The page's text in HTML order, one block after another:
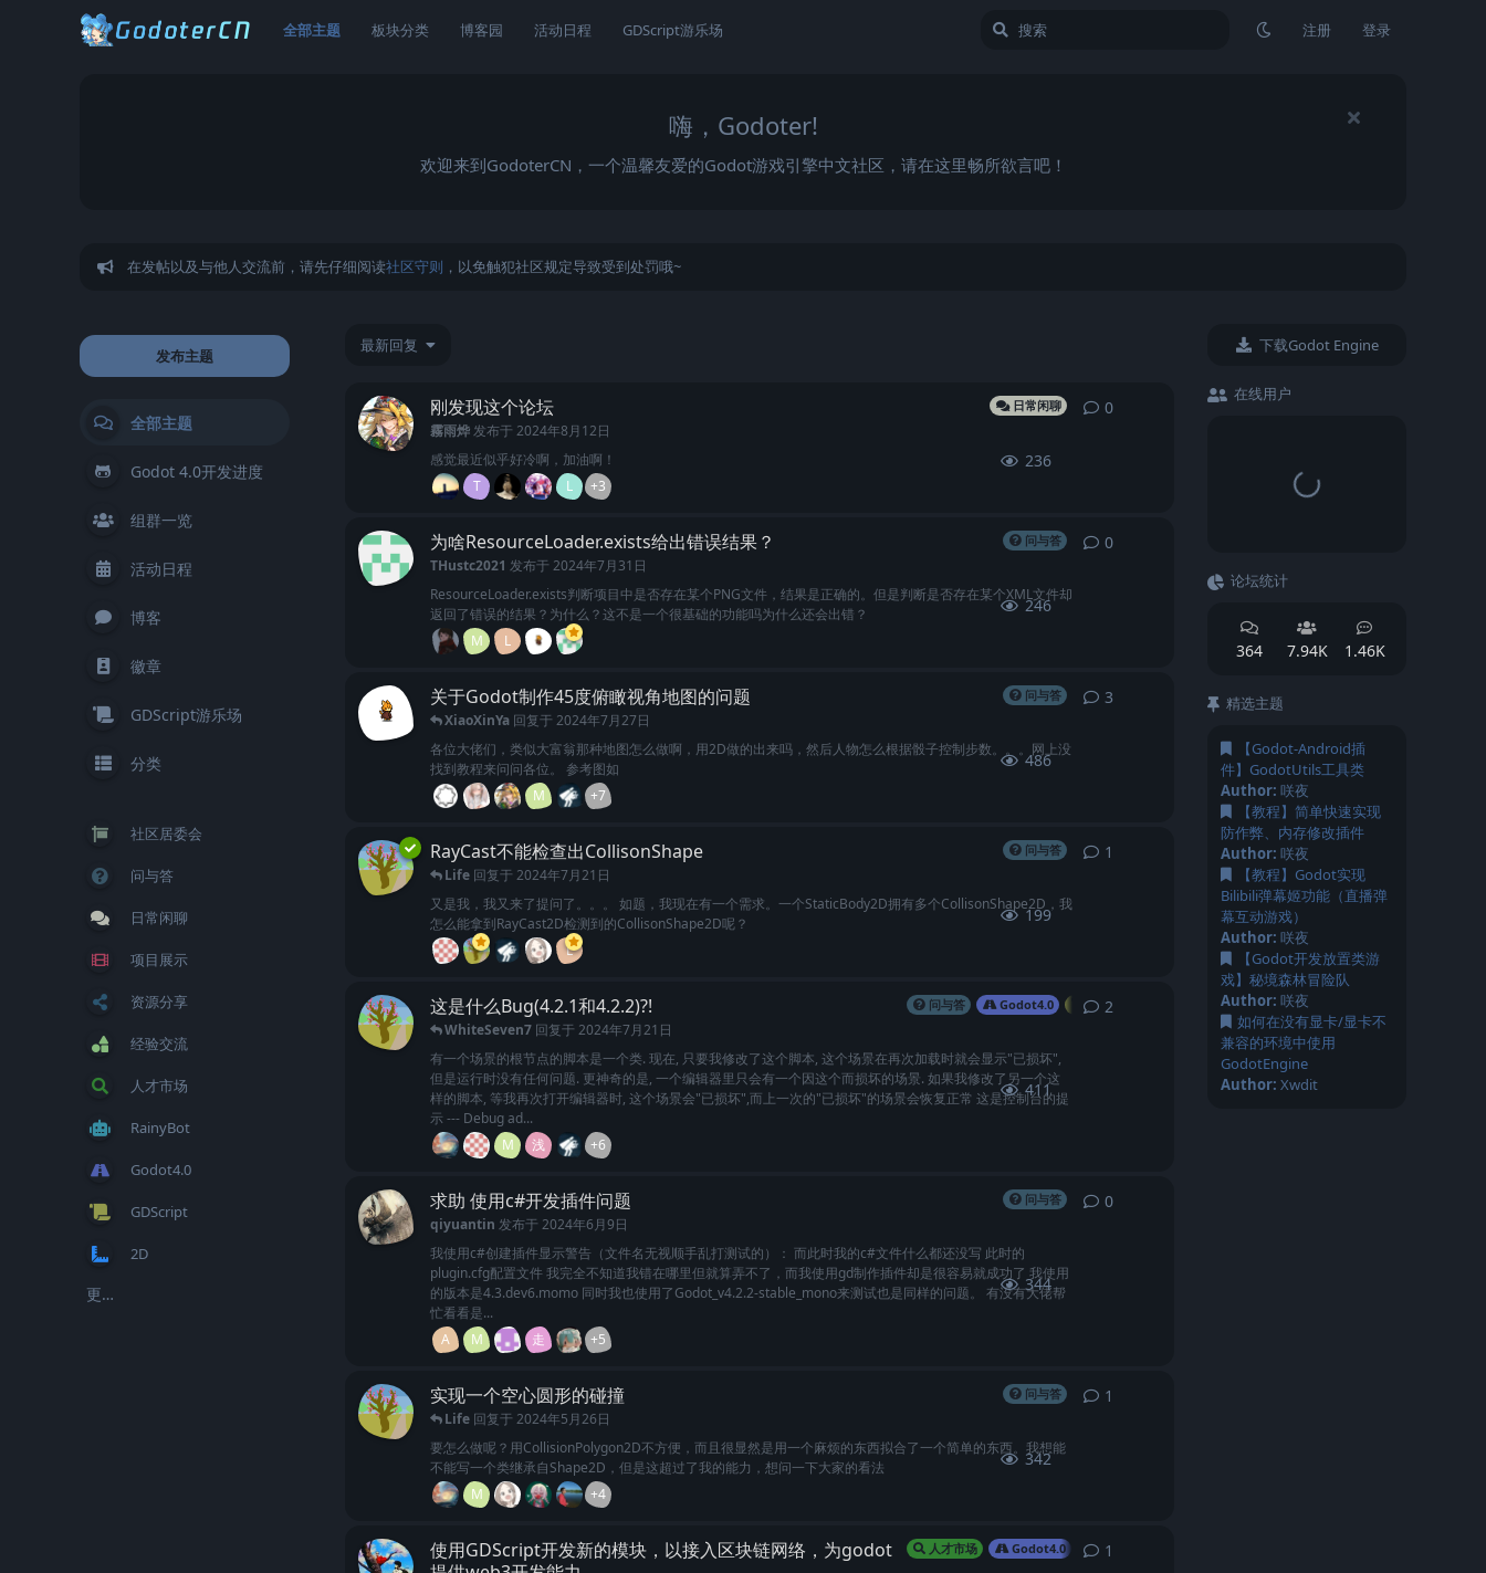
全部主题 板块分类 博客园 活动日程 GDScript游乐场 注册 登录
嗨，Godoter!
欢迎来到GodoterCN，一个温馨友爱的Godot游戏引擎中文社区，请在这里畅所欲言吧！
在发帖以及与他人交流前，请先仔细阅读社区守则 ，以免触犯社区规定导致受到处罚哦~
发布主题
全部主题
Godot 4.0开发进度
组群一览
活动日程
博客
徽章
GDScript游乐场
分类
社区居委会
问与答
日常闲聊
项目展示
资源分享
经验交流
人才市场
RainyBot
Godot4.0
GDScript
2D
更多标签...
最新回复
刚发现这个论坛 日常闲聊
霧雨烨发布于 2024年8月12日
236
感觉最近似乎好冷啊，加油啊！
T
L +3
0
为啥ResourceLoader.exists给出错误结果？ 问与答
THustc2021 发布于 2024年7月31日
246
ResourceLoader.exists判断项目中是否存在某个PNG文件，结果是正确的。但是判断是否存在某个XML文件却
返回了错误的结果？为什么？这不是一个很基础的功能吗为什么还会出错？
M
L
0
关于Godot制作45度俯瞰视角地图的问题 问与答
XiaoXinYa 回复于 2024年7月27日
486
各位大佬们，类似大富翁那种地图怎么做啊，用2D做的出来吗，然后人物怎么根据骰子控制步数。。。网上没
找到教程来问问各位。 参考图如
M
+7
3
RayCast不能检查出CollisonShape 问与答
Life 回复于 2024年7月21日
199
又是我，我又来了提问了。。。 如题，我现在有一个需求。一个StaticBody2D拥有多个CollisonShape2D，我
怎么能拿到RayCast2D检测到的CollisonShape2D呢？
L
1
这是什么Bug(4.2.1和4.2.2)?! 问与答 Godot4.0 GDScript
WhiteSeven7 回复于 2024年7月21日
411
有一个场景的根节点的脚本是一个类. 现在, 只要我修改了这个脚本, 这个场景在再次加载时就会显示"已损坏",
但是运行时没有任何问题. 更神奇的是, 一个编辑器里只会有一个因这个而损坏的场景. 如果我修改了另一个这
样的脚本, 等我再次打开编辑器时, 这个场景会"已损坏",而上一次的"已损坏"的场景会恢复正常 这是控制台的提
示 --- Debug ad...
M
浅 +6
2
求助 使用c#开发插件问题 问与答
qiyuantin 发布于 2024年6月9日
344
我使用c#创建插件显示警告（文件名无视顺手乱打测试的）： 而此时我的c#文件什么都还没写 此时的
plugin.cfg配置文件 我完全不知道我错在哪里但就算弄不了，而我使用gd制作插件却是很容易就成功了 我使用
的版本是4.3.dev6.momo 同时我也使用了Godot_v4.2.2-stable_mono来测试也是同样的问题。 有没有大佬帮
忙看看是...
A
M 走 +5
0
实现一个空心圆形的碰撞 问与答
Life 回复于 2024年5月26日
342
要怎么做呢？用CollisionPolygon2D不方便，而且很显然是用一个麻烦的东西拟合了一个简单的东西。我想能
不能写一个类继承自Shape2D，但是这超过了我的能力，想问一下大家的看法
M
+4
1
使用GDScript开发新的模块，以接入区块链网络，为godot
人才市场 Godot4.0 GDScript
1
下载Godot Engine
在线用户
论坛统计
364 7.94K 1.46K
精选主题
【Godot-Android插
件】GodotUtils工具类
Author: 咲夜
【教程】简单快速实现
防作弊、内存修改插件
Author: 咲夜
【教程】Godot实现
Bilibili弹幕姬功能（直播弹
幕互动游戏）
Author: 咲夜
【Godot开发放置类游
戏】秘境森林冒险队
Author: 咲夜
如何在没有显卡/显卡不
兼容的环境中使用
GodotEngine
Author: Xwdit